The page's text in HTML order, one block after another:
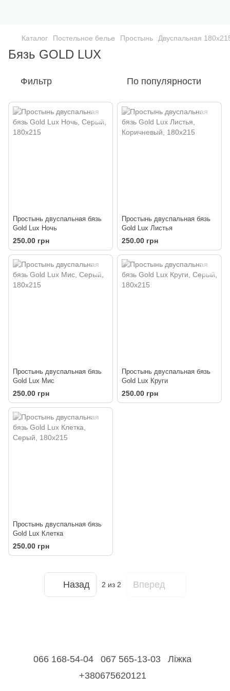
Каталог Постельное белье Простынь Двуспальная
Бязь GOLD LUX
Фильтр По популярности
Простынь двуспальная бязь
Gold Lux Ночь
250.00 грн
Простынь двуспальная бязь
Gold Lux Листья
250.00 грн
Простынь двуспальная бязь
Gold Lux Мис
250.00 грн
Простынь двуспальная бязь
Gold Lux Круги
250.00 грн
Простынь двуспальная бязь
Gold Lux Клетка
250.00 грн
Назад 2 из 2 Вперед
066 168-54-04 067 565-13-03
Ліжка
+380675620121